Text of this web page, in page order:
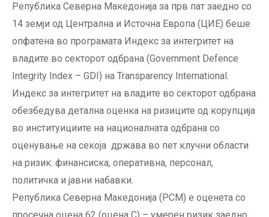
Република Северна Македонија за прв пат заедно со
14 земји од Централна и Источна Европа (ЦИЕ) беше
опфатена во програмата Индекс за интегритет на
владите во секторот одбрана (Government Defence
Integrity Index – GDI) на Transparency International.
Индекс за интегритет на владите во секторот одбрана
обезбедува детална оценка на ризиците од корупција
во институициите на националната одбрана со
оценување на секоја држава во пет клучни области
на ризик: финансиска, оперативна, персонал,
политичка и јавни набавки.
Република Северна Македонија (РСМ) е оценета со